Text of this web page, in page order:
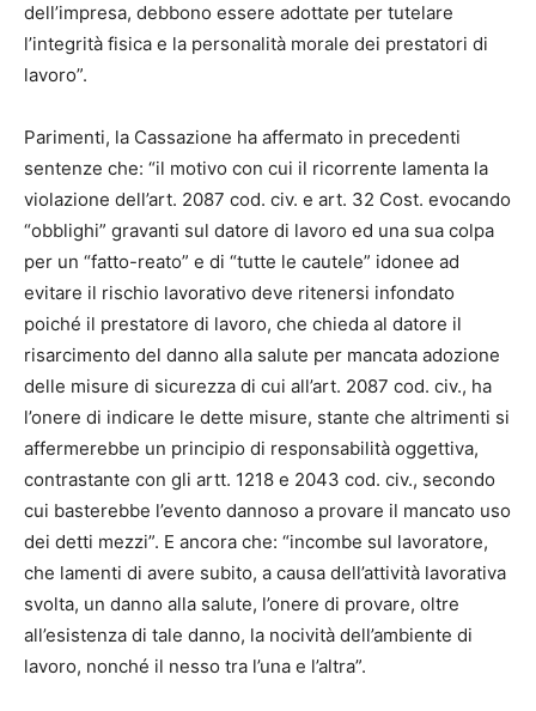
dell’impresa, debbono essere adottate per tutelare
l’integrità fisica e la personalità morale dei prestatori di
lavoro”.
Parimenti, la Cassazione ha affermato in precedenti
sentenze che: “il motivo con cui il ricorrente lamenta la
violazione dell’art. 2087 cod. civ. e art. 32 Cost. evocando
“obblighi” gravanti sul datore di lavoro ed una sua colpa
per un “fatto-reato” e di “tutte le cautele” idonee ad
evitare il rischio lavorativo deve ritenersi infondato
poiché il prestatore di lavoro, che chieda al datore il
risarcimento del danno alla salute per mancata adozione
delle misure di sicurezza di cui all’art. 2087 cod. civ., ha
l’onere di indicare le dette misure, stante che altrimenti si
affermerebbe un principio di responsabilità oggettiva,
contrastante con gli artt. 1218 e 2043 cod. civ., secondo
cui basterebbe l’evento dannoso a provare il mancato uso
dei detti mezzi”. E ancora che: “incombe sul lavoratore,
che lamenti di avere subito, a causa dell’attività lavorativa
svolta, un danno alla salute, l’onere di provare, oltre
all’esistenza di tale danno, la nocività dell’ambiente di
lavoro, nonché il nesso tra l’una e l’altra”.